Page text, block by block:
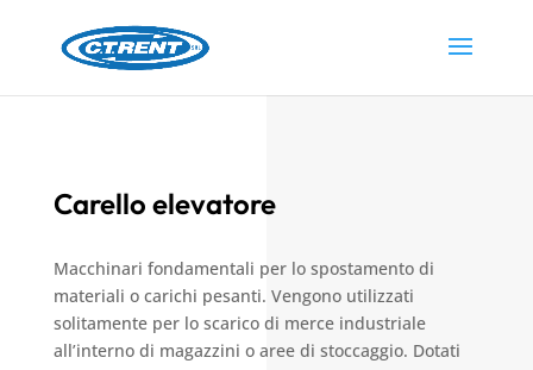
Carello elevatore
Macchinari fondamentali per lo spostamento di
materiali o carichi pesanti. Vengono utilizzati
solitamente per lo scarico di merce industriale
all’interno di magazzini o aree di stoccaggio. Dotati